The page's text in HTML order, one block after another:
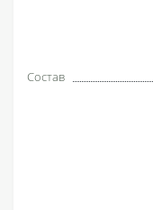
Состав